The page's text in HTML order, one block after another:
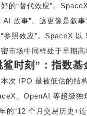
的“替代效应”。 SpaceX
AI 故事”。这更像是叙
“参照效应”。 SpaceX 以
市场中同样处于早期高
鲨时刻 ” ：指数
次 IPO 最被低估的结
OpenAI 等超级独
的“12 个月交易历史+